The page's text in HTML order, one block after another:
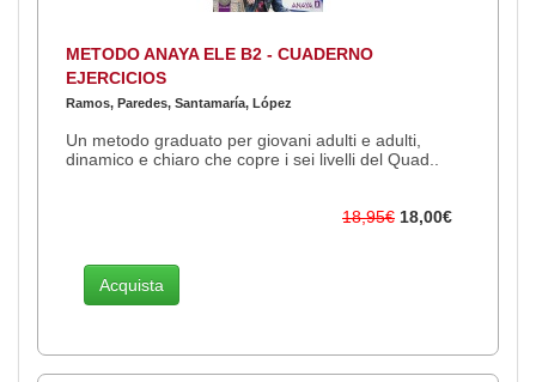
METODO ANAYA ELE B2 - CUADERNO
EJERCICIOS
Ramos, Paredes, Santamaría, López
Un metodo graduato per giovani adulti e adulti,
dinamico e chiaro che copre i sei livelli del Quad..
18,95€ 18,00€
Acquista